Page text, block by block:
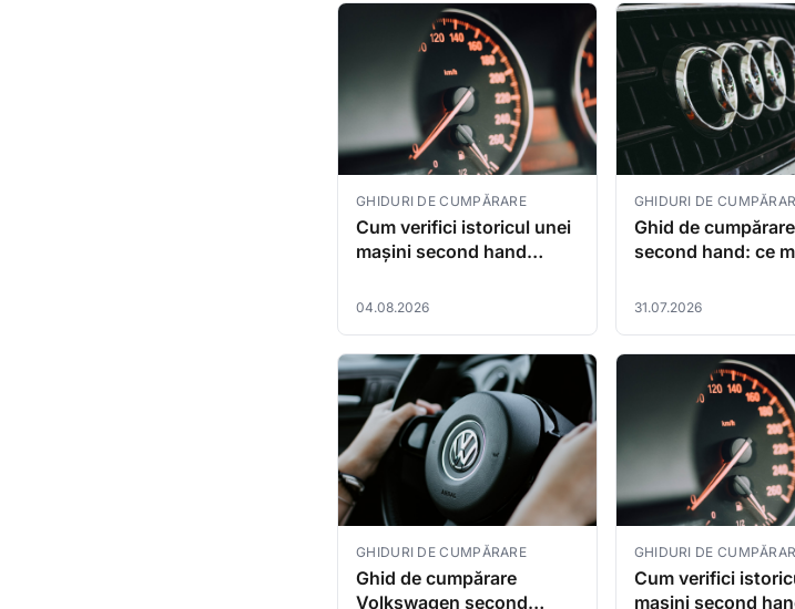
GHIDURI DE CUMPĂRARE
Cum verifici istoricul unei
mașini second hand
ghid complet
04.08.2026
GHIDURI DE
Ghid de
second hand: ce
uiți
31.07.2026
GHIDURI DE CUMPĂRARE
Ghid de cumpărare
Volkswagen second
GHIDURI DE
Cum verifici
mașini second